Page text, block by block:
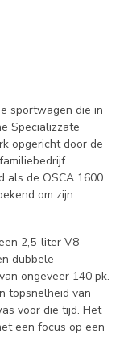
sportwagen die in
Specializzate
opgericht door de
als de OSCA 1600
om zijn
2,5-liter V8-
dubbele
ongeveer 140 pk.
topsnelheid van
voor die tijd. Het
een focus op een